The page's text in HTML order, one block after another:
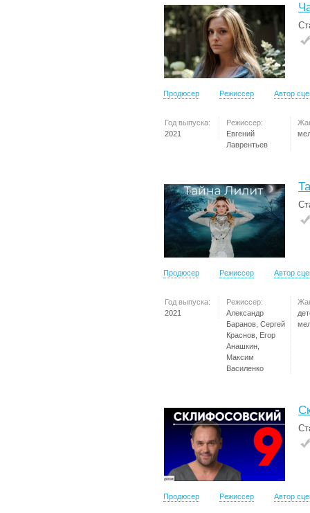
Продюсер Режиссер Автор
Год выпуска:
2021
Режиссер:
Евгений
Лаврентьев
Продюсер Режиссер Автор
Год выпуска:
2021
Режиссер:
Александр
Баранов, Сергей
Краснов, Егор
Анашкин,
Максим
Василенко
Продюсер Режиссер Автор